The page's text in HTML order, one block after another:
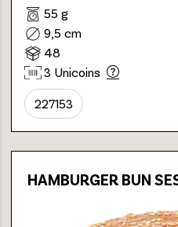
55 g
9,5 cm
48
3 Unicoins
227153
HAMBURGER BUN